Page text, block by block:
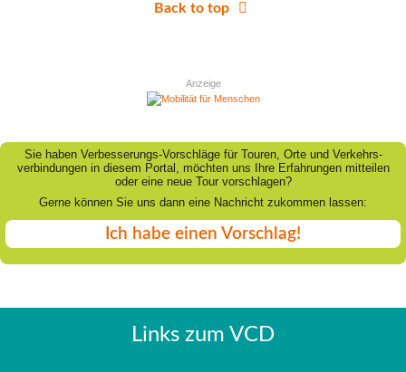
Back to top
Anzeige
Sie haben Verbesserungs-Vorschläge für Touren, Orte und Verkehrs-
verbindungen in diesem Portal, möchten uns Ihre Erfahrungen mitteilen
oder eine neue Tour vorschlagen?
Gerne können Sie uns dann eine Nachricht zukommen lassen:
Ich habe einen Vorschlag!
Links zum VCD